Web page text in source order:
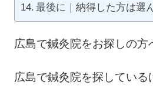
最後に｜納得した方は選
広島で鍼灸院をお探しの方
広島で鍼灸院を探している